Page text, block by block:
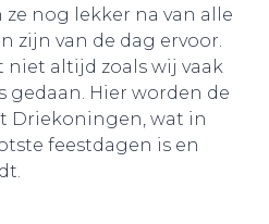
nog lekker na van alle
zijn van de dag ervoor.
niet altijd zoals wij vaak
gedaan. Hier worden de
Driekoningen, wat in
feestdagen is en